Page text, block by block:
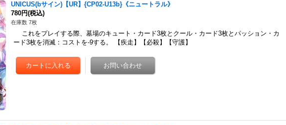
UNICUS(bサイン)【UR】{CP02-U13b}《ニュートラル》
780円(税込)
在庫数 7枚
これをプレイする際、墓場のキュート・カード3枚とクール・カード3枚とパッション・カ
ード3枚を消滅：コストを-9する。 【疾走】【必殺】【守護】